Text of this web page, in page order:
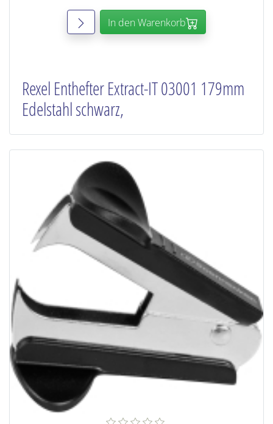
In den Warenkorb
Rexel Enthefter Extract-IT 03001 179mm
Edelstahl schwarz,